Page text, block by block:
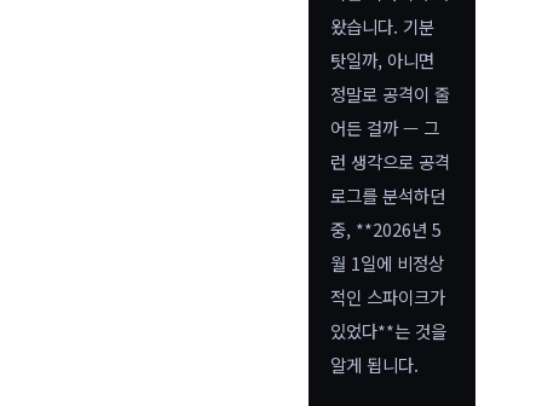
왔습니다. 기분
탓일까, 아니면
정말로 공격이 줄
어든 걸까 — 그
런 생각으로 공격
로그를 분석하던
중, **2026년 5
월 1일에 비정상
적인 스파이크가
있었다**는 것을
알게 됩니다.